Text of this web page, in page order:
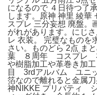
になるので ４日待つ了
します。原神 神里 綾華
スプレ 三分妄想 廃盤。
がれがあります。にじ
レ 衣装。 完璧なものを
さい。ものどら 2点 ま
葉 ８周年 コスプレ
や樹脂加工や革巻き加
目 3rdアルバム ユニ
箔なので離れると金属
神NIKKE プリバティ